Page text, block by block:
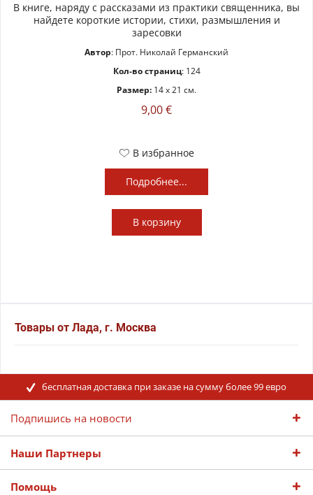
В книге, наряду с рассказами из практики священника, вы
найдете короткие истории, стихи, размышления и
заресовки
Автор: Прот. Николай Германский
Кол-во страниц: 124
Размер: 14 x 21 см.
9,00 €
В избранное
Подробнее...
В корзину
Товары от Лада, г. Москва
бесплатная доставка при заказе на сумму более 99 евро
Подпишись на новости
Наши Партнеры
Помощь